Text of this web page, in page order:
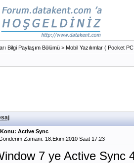
Bilgi Paylaşım Bölümü > Mobil Yazılımlar ( Pocket
Konu: Active Sync
Zamanı: 18.Ekim.2010 Saat 17:23
7 ye Active Sync